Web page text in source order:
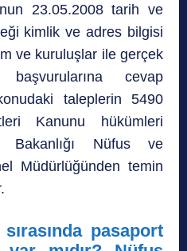
23.05.2008 tarih ve
kimlik ve adres bilgisi
ve kuruluşlar ile gerçek
cevap
taleplerin 5490
Kanunu hükümleri
Bakanlığı Nüfus ve
Müdürlüğünden temin
pasaport